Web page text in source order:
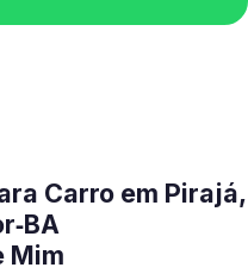
Carro em Pirajá,
Mim